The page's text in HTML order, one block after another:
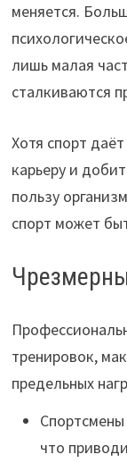
меняется.
лишь малая
сталкиваются
Хотя спорт
карьеру и
пользу
спорт может
тренировок,
предельных
что